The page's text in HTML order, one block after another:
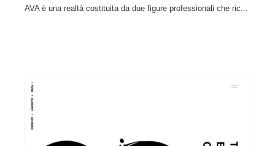
AVA è una realtà costituita da due figure professionali che ric...